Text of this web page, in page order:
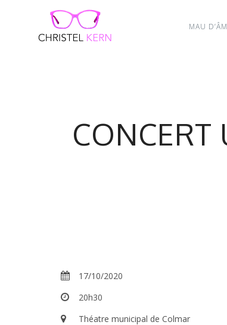
MAU
CONCERT
17/10/2020
20h30
Théatre municipal de Colmar